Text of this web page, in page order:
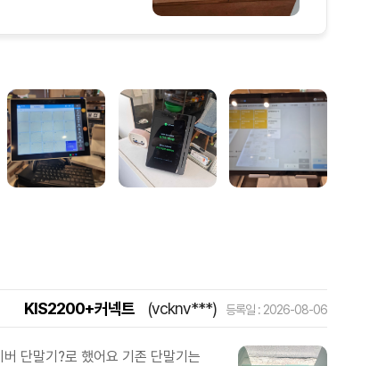
KIS2200+커넥트 (vcknv***) 등록일 : 2026-08-06
단말기?로 했어요 기존 단말기는